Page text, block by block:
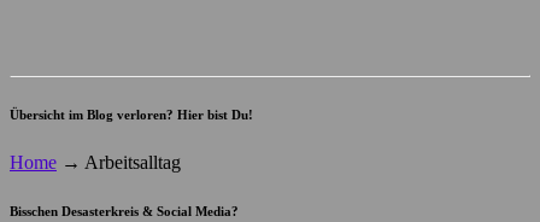
Übersicht im Blog verloren? Hier bist Du!
Home → Arbeitsalltag
Bisschen Desasterkreis & Social Media?